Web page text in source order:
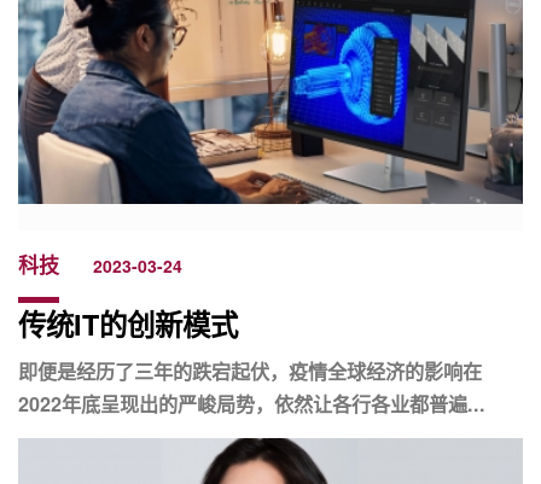
科技 2023-03-24
传统IT的创新模式
即便是经历了三年的跌宕起伏，疫情全球经济的影响在
2022年底呈现出的严峻局势，依然让各行各业都普遍...